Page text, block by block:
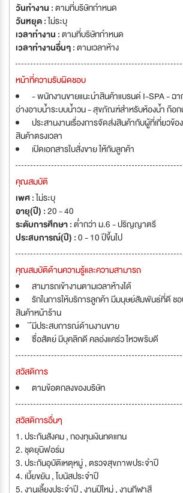
วันทำงาน :ตามที่บริษัทกำหนด
วันหยุด :ไม่ระบุ
เวลาทำงาน :ตามที่บริษัทกำหนด
เวลาทำงานอื่นๆ :ตามเวลาห้าง
หน้าที่ความรับผิดชอบ
- พนักงานขายแนะนำสินค้าแบรนด์ I-SPA - ฉ
อ่างอาบน้ำระบบน้ำวน - สุขภัณฑ์สำหรับห้องน้ำ ก๊อ
ประสานงานเรื่องการจัดส่งสินค้ากับผู้ที่เกี่ยวข้อ
สินค้าตรงเวลา
เปิดเอกสารใบสั่งขาย ให้กับลูกค้า
คุณสมบัติ
เพศ :ไม่ระบุ
อายุ(ปี) :20 - 40
ระดับการศึกษา :ต่ำกว่า ม.6 - ปริญญาตรี
ประสบการณ์(ปี) :0 - 10 ปีขึ้นไป
คุณสมบัติด้านความรู้และความสามารถ
สามารถเข้างานตามเวลาห้างได้
รักในการให้บริการลูกค้า มีมนุษย์สัมพันธ์ที่ดี ชอ
สินค้าหน้าร้าน
ีมีประสบการณ์ด้านงานขาย
ซื่อสัตย์ มีบุคลิกดี คลอ่งแคร่ว ไหวพริบดี
สวัสดิการ
ตามข้อตกลงของบริษัท
สวัสดิการอื่นๆ
1. ประกันสังคม , กองทุนเงินทดแทน
2. ชุดยุนิฟอร์ม
3. ประกันอุบัติเหตุหมู่ , ตรวจสุขภาพประจำปี
4. เบี้ยขยัน , โบนัสประจำปี
5. งานเลี้ยงประจำปี , งานปีใหม่ , งานกีฬาสี